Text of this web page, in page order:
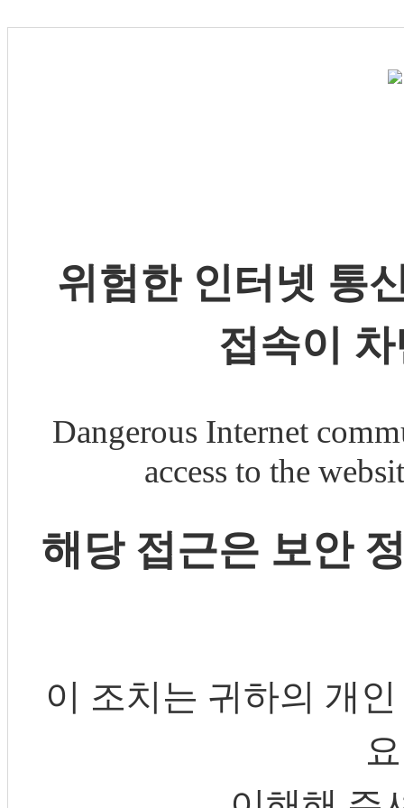
위험한 인터넷 통
접속이
Dangerous Internet
access to the
해당 접근은 보안
이 조치는 귀하의 개